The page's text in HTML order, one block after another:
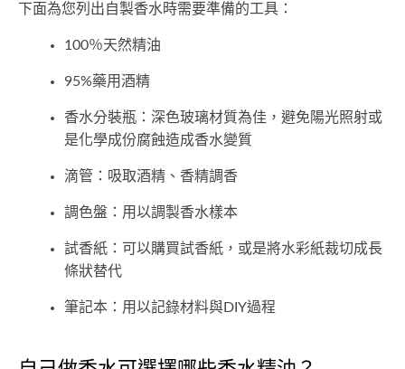
下面為您列出自製香水時需要準備的工具：
100％天然精油
95%藥用酒精
香水分裝瓶：深色玻璃材質為佳，避免陽光照射或
是化學成份腐蝕造成香水變質
滴管：吸取酒精、香精調香
調色盤：用以調製香水樣本
試香紙：可以購買試香紙，或是將水彩紙裁切成長
條狀替代
筆記本：用以記錄材料與DIY過程